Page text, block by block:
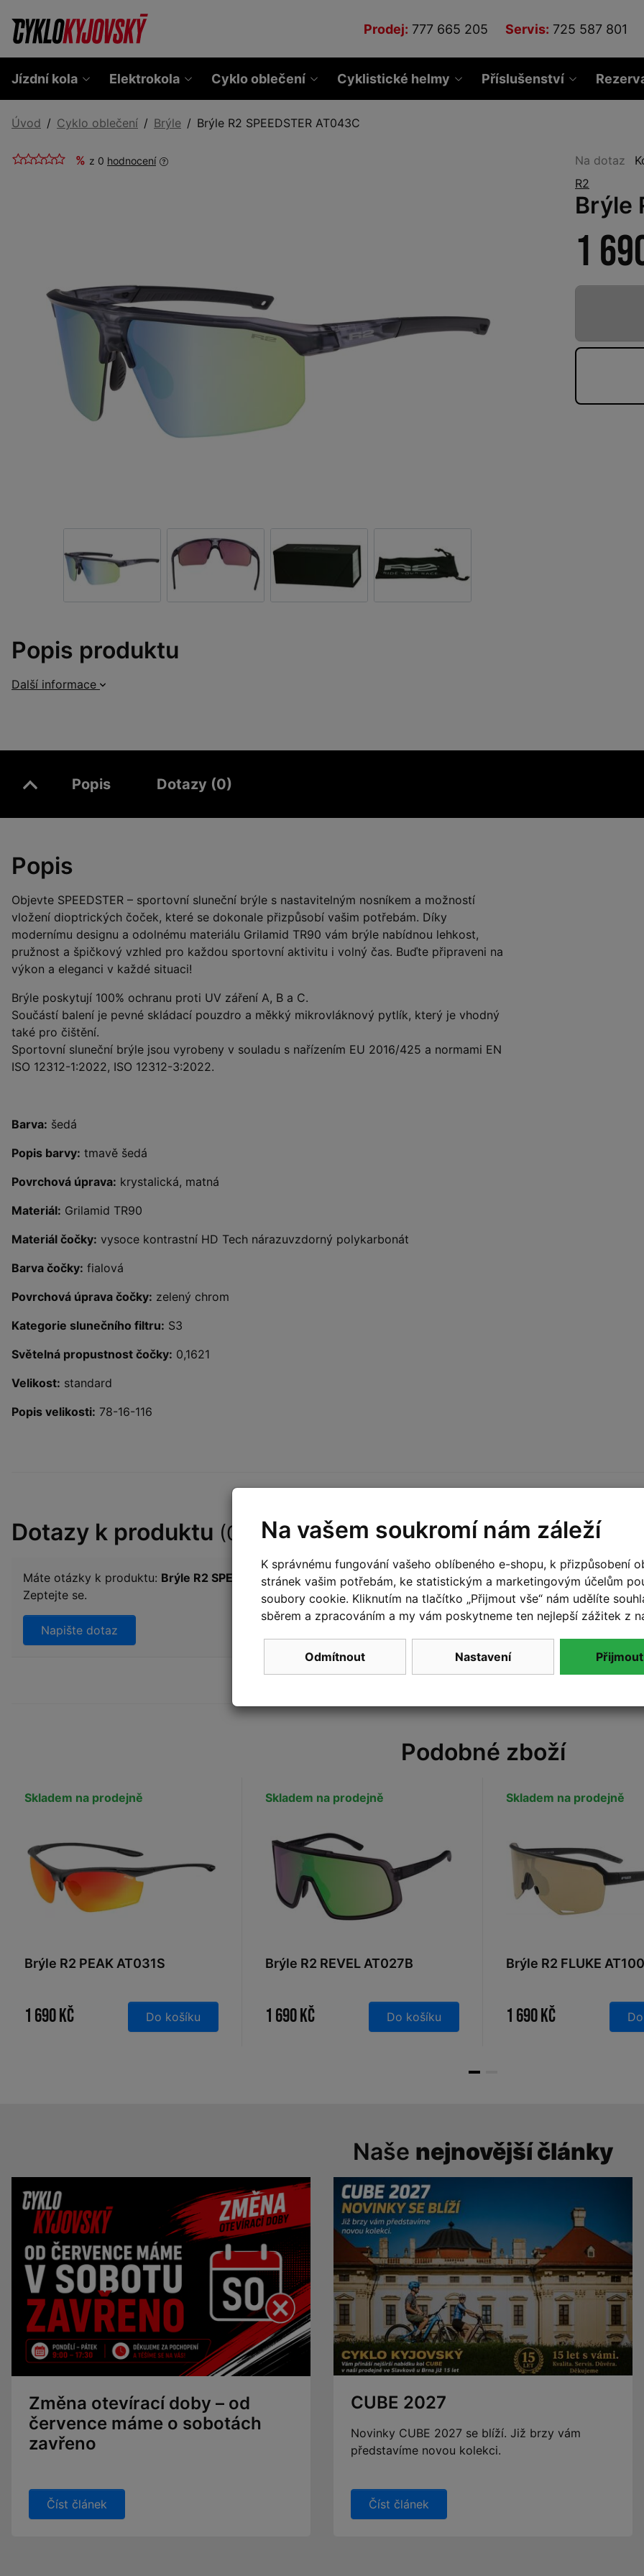
Prodej: 777 665 205 Servis: 725 587 801
Jízdní kola Elektrokola Cyklo oblečení Cyklistické helmy Příslušenství
Úvod Cyklo oblečení Brýle Brýle R2 SPEEDSTER AT043C
% z 0 hodnocení
Popis produktu
Další informace
Na dotaz
R2
Brýle
1
Popis Dotazy (0)
Popis
Objevte SPEEDSTER – sportovní sluneční brýle s nastavitelným nosníkem a možností
vložení dioptrických čoček, které se dokonale přizpůsobí vašim potřebám. Díky
modernímu designu a odolnému materiálu Grilamid TR90 vám brýle nabídnou lehkost,
pružnost a špičkový vzhled pro každou sportovní aktivitu i volný čas. Buďte připraveni na
výkon a eleganci v každé situaci!
Brýle poskytují 100% ochranu proti UV záření A, B a C.
Součástí balení je pevné skládací pouzdro a měkký mikrovláknový pytlík, který je vhodný
také pro čištění.
Sportovní sluneční brýle jsou vyrobeny v souladu s nařízením EU 2016/425 a normami EN
ISO 12312-1:2022, ISO 12312-3:2022.
Barva: šedá
Popis barvy: tmavě šedá
Povrchová úprava: krystalická, matná
Materiál: Grilamid TR90
Materiál čočky: vysoce kontrastní HD Tech nárazuvzdorný polykarbonát
Barva čočky: fialová
Povrchová úprava čočky: zelený chrom
Kategorie slunečního filtru: S3
Světelná propustnost čočky: 0,1621
Velikost: standard
Popis velikosti: 78-16-116
Dotazy k produktu (0)
Máte otázky k produktu: Brýle R2 SPEEDSTER AT043C?
Zeptejte se.
Napište dotaz
Hodnocení
Přidejte vlastní
Hodnoťte.
Podobné zboží
Skladem na prodejně
Brýle R2 PEAK AT031S
1 690 Kč Do košíku
Skladem na prodejně
Brýle R2 REVEL AT027B
1 690 Kč Do košíku
Skladem na prodejně
Brýle R2 FLUKE
1 690 Kč
Naše nejnovější články
Změna otevírací doby – od
července máme o sobotách
zavřeno
Číst článek
CUBE 2027
Novinky CUBE 2027 se blíží. Již brzy vám
představíme novou kolekci.
Číst článek
Na vašem soukromí nám záleží
K správnému fungování vašeho oblíbeného e-shopu, k přizpůsobení
stránek vašim potřebám, ke statistickým a marketingovým účelům
soubory cookie. Kliknutím na tlačítko „Přijmout vše“ nám udělíte
sběrem a zpracováním a my vám poskytneme ten nejlepší zážitek z
Odmítnout Nastavení